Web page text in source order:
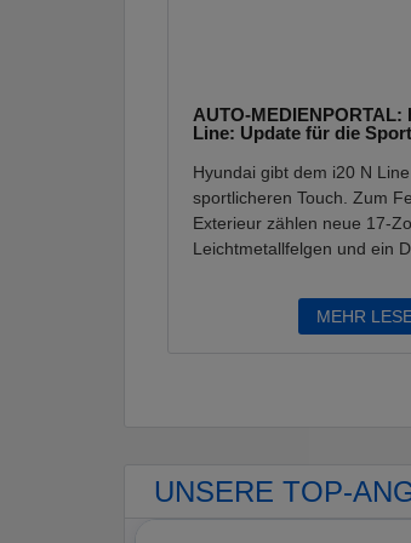
AUTO-MEDIENPORTAL:
Line: Update für die
Hyundai gibt dem i20 N
sportlicheren Touch. Zum
Exterieur zählen neue 17-
Leichtmetallfelgen und ein
MEHR
UNSERE TOP-